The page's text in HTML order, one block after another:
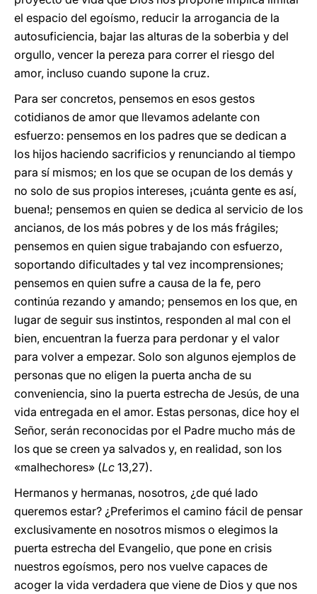
el espacio del egoísmo, reducir la arrogancia de la
autosuficiencia, bajar las alturas de la soberbia y del
orgullo, vencer la pereza para correr el riesgo del
amor, incluso cuando supone la cruz.
Para ser concretos, pensemos en esos gestos
cotidianos de amor que llevamos adelante con
esfuerzo: pensemos en los padres que se dedican a
los hijos haciendo sacrificios y renunciando al tiempo
para sí mismos; en los que se ocupan de los demás y
no solo de sus propios intereses, ¡cuánta gente es así,
buena!; pensemos en quien se dedica al servicio de los
ancianos, de los más pobres y de los más frágiles;
pensemos en quien sigue trabajando con esfuerzo,
soportando dificultades y tal vez incomprensiones;
pensemos en quien sufre a causa de la fe, pero
continúa rezando y amando; pensemos en los que, en
lugar de seguir sus instintos, responden al mal con el
bien, encuentran la fuerza para perdonar y el valor
para volver a empezar. Solo son algunos ejemplos de
personas que no eligen la puerta ancha de su
conveniencia, sino la puerta estrecha de Jesús, de una
vida entregada en el amor. Estas personas, dice hoy el
Señor, serán reconocidas por el Padre mucho más de
los que se creen ya salvados y, en realidad, son los
«malhechores» (Lc 13,27).
Hermanos y hermanas, nosotros, ¿de qué lado
queremos estar? ¿Preferimos el camino fácil de pensar
exclusivamente en nosotros mismos o elegimos la
puerta estrecha del Evangelio, que pone en crisis
nuestros egoísmos, pero nos vuelve capaces de
acoger la vida verdadera que viene de Dios y que nos